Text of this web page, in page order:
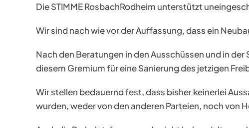
Die STIMME RosbachRodheim unterstützt
Wir sind nach wie vor der Auffassung, dass ein
Nach den Beratungen in den Ausschüssen und in
diesem Gremium für eine Sanierung des jetzigen
Wir stellen bedauernd fest, dass bisher keinerlei
wurden, weder von den anderen Parteien, noch von